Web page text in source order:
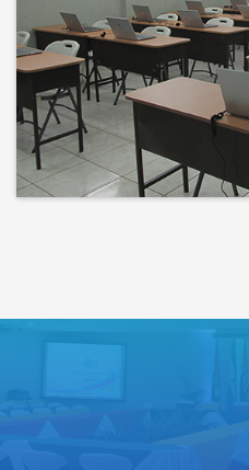
Bienvenidos a un
las ideas cobran
conocimiento se
todos tus mañanas